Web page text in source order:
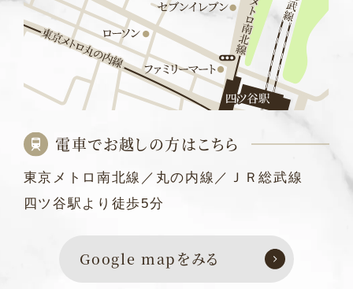
電車でお越しの方はこちら
東京メトロ南北線／丸の内線／ＪＲ総武線
四ツ谷駅より徒歩5分
Google mapをみる